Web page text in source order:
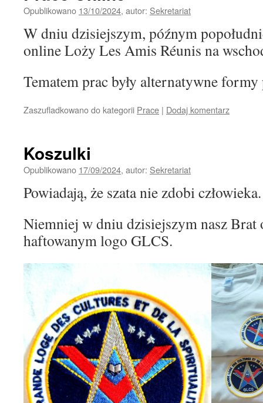
Opublikowano 13/10/2024, autor: Sekretariat
W dniu dzisiejszym, późnym
online Loży Les Amis Réunis na
Tematem prac były alternatywne
Zaszufladkowano do kategorii Prace | Dodaj komentarz
Koszulki
Opublikowano 17/09/2024, autor: Sekretariat
Powiadają, że szata nie zdobi człowieka.
Niemniej w dniu dzisiejszym nasz Brat
haftowanym logo GLCS.